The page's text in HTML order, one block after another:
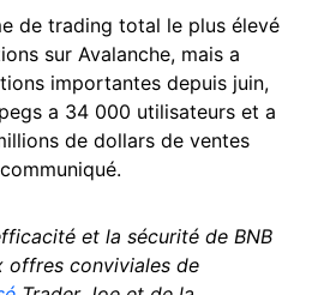
de trading total le plus élevé
sur Avalanche, mais a
importantes depuis juin,
a 34 000 utilisateurs et a
de dollars de ventes
et la sécurité de BNB
offres conviviales de